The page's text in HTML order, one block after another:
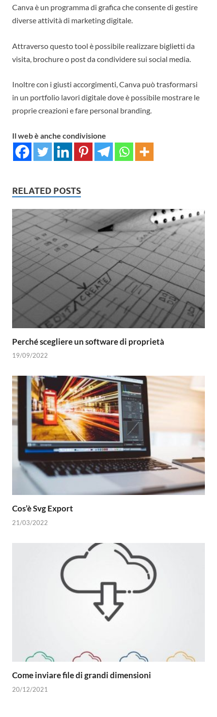
Canva è un programma di grafica che consente di gestire
diverse attività di marketing digitale.
Attraverso questo tool è possibile realizzare biglietti da
visita, brochure o post da condividere sui social media.
Inoltre con i giusti accorgimenti, Canva può trasformarsi
in un portfolio lavori digitale dove è possibile mostrare le
proprie creazioni e fare personal branding.
Il web è anche condivisione
RELATED POSTS
Perché scegliere un software di proprietà
19/09/2022
Cos’è Svg Export
21/03/2022
Come inviare file di grandi dimensioni
20/12/2021